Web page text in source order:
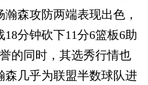
森攻防两端表现出色，
分钟砍下11分6篮板6助
的同时，其选秀行情也
森几乎为联盟半数球队进